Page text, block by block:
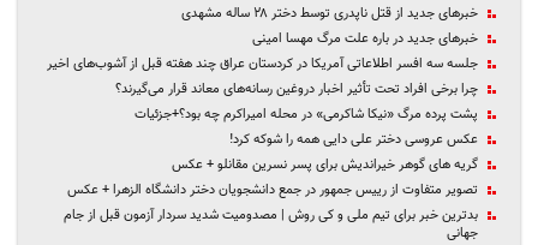
خبرهای جدید از قتل ناپدری توسط دختر ۲۸ ساله مشهدی
خبرهای جدید در باره علت مرگ مهسا امینی
جلسه سه افسر اطلاعاتی آمریکا در کردستان عراق چند هفته قبل از آشوب‌های اخیر
چرا برخی افراد تحت تأثیر اخبار دروغین رسانه‌های معاند قرار می‌گیرند؟
پشت پرده مرگ «نیکا شاکرمی» در محله امیراکرم چه بود؟+جزئیات
عکس عروسی دختر علی دایی همه را شوکه کرد!
گریه های گوهر خیراندیش برای پسر نسرین مقانلو + عکس
تصویر متفاوت از رییس جمهور در جمع دانشجویان دختر دانشگاه الزهرا + عکس
بدترین خبر برای تیم ملی و کی روش | مصدومیت شدید سردار آزمون قبل از جام
جهانی